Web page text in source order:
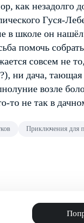
как незадолго
Гуся-
в школе он
помочь
совсем не
ни дача,
возле
не так в
Приключения для